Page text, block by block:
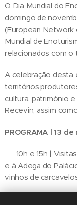
O Dia Mundial do
domingo de
(European Network
Mundial de
relacionados com o
A celebração desta
territórios
cultura, património
Recevin, assim
PROGRAMA | 13
📌 10h e 15h |
e à Adega do
vinhos de